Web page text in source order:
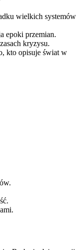
wielkich systemów
epoki przemian.
kryzysu.
kto opisuje świat w